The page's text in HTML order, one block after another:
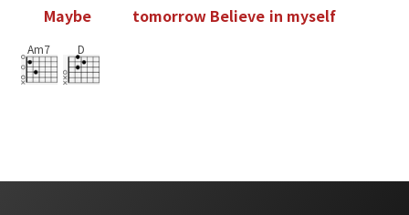
Maybe tomorrow Believe in myself
Am7 D